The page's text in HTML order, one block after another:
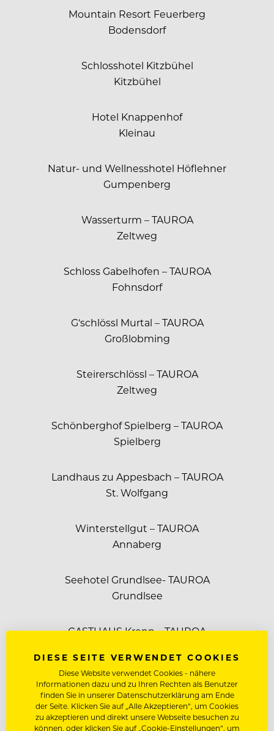
Mountain Resort Feuerberg
Bodensdorf
Schlosshotel Kitzbühel
Kitzbühel
Hotel Knappenhof
Kleinau
Natur- und Wellnesshotel Höflehner
Gumpenberg
Wasserturm – TAUROA
Zeltweg
Schloss Gabelhofen – TAUROA
Fohnsdorf
G‘schlössl Murtal – TAUROA
Großlobming
Steirerschlössl – TAUROA
Zeltweg
Schönberghof Spielberg – TAUROA
Spielberg
Landhaus zu Appesbach – TAUROA
St. Wolfgang
Winterstellgut – TAUROA
Annaberg
Seehotel Grundlsee- TAUROA
Grundlsee
GASTHAUS Krenn – TAUROA
Hofwirt – TAUROA
Seckau
DIESE SEITE VERWENDET COOKIES
Diese Website verwendet Cookies - nähere
Informationen dazu und zu Ihren Rechten als Benutzer
finden Sie in unserer Datenschutzerklärung am Ende
der Seite. Klicken Sie auf „Alle Akzeptieren“, um Cookies
zu akzeptieren und direkt unsere Webseite besuchen zu
können, oder klicken Sie auf „Cookie-Einstellungen“, um